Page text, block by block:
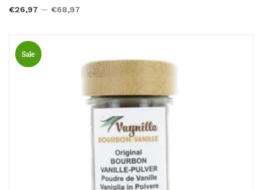
€26,97 €68,97
Sale